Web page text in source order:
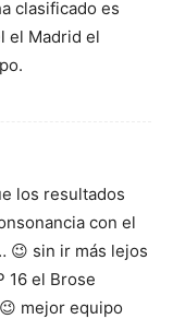
clasificado es
el Madrid el
los resultados
con el
😉 sin ir más lejos
16 el Brose
mejor equipo